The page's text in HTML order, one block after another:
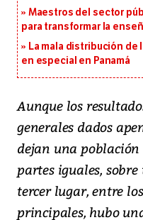
Maestros del sector
para transformar la
La mala distribución de
en especial en Panamá
Aunque los
generales dados
dejan una
partes iguales,
tercer lugar, entre
principales, hubo